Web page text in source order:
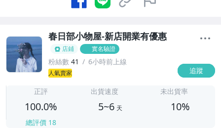
春日部小物屋-新店開業有優惠
店鋪 實名驗證
粉絲數 41 6小時前上線
人氣賣家 追蹤
正評
100.0%
總評價 18
出貨速度
5~6 天
未出貨率
10%